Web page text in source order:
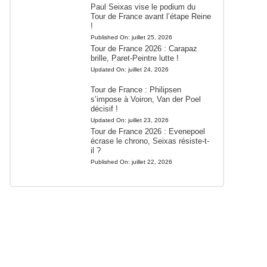
Paul Seixas vise le podium du
Tour de France avant l’étape Reine
!
Published On: juillet 25, 2026
Tour de France 2026 : Carapaz
brille, Paret-Peintre lutte !
Updated On: juillet 24, 2026
Tour de France : Philipsen
s’impose à Voiron, Van der Poel
décisif !
Updated On: juillet 23, 2026
Tour de France 2026 : Evenepoel
écrase le chrono, Seixas résiste-t-
il ?
Published On: juillet 22, 2026